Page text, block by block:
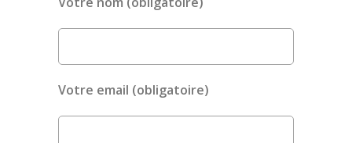
Votre email (obligatoire)